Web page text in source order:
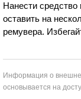
Нанести
оставить на
ремувера.
Информация о
основывается на